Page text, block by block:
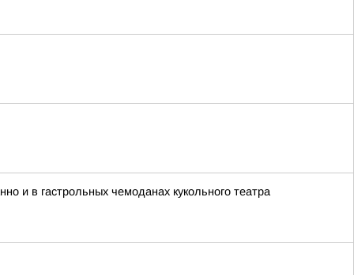
и в гастрольных чемоданах кукольного театра